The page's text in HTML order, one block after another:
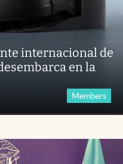
internacional de
en la
Members